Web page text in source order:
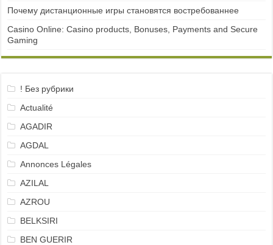
Почему дистанционные игры становятся востребованнее
Casino Online: Casino products, Bonuses, Payments and Secure
Gaming
! Без рубрики
Actualité
AGADIR
AGDAL
Annonces Légales
AZILAL
AZROU
BELKSIRI
BEN GUERIR